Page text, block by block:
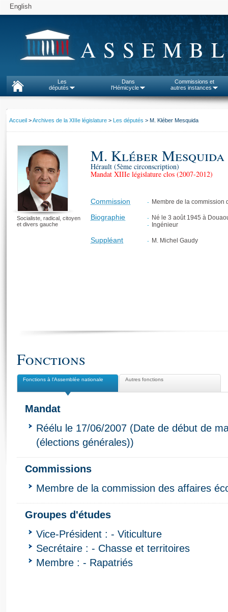
English
Les
députés
Dans
l'Hémicycle
Commissions et
autres instances
Accueil >Archives de la XIIIe législature > Les députés > M. Kléber Mesquida
M. Kléber Mesquida
Hérault (5ème circonscription)
Mandat XIIIe législature clos (2007-2012)
Commission Membre de la commission
Biographie
Né le 3 août 1945 à
Ingénieur
Suppléant M. Michel Gaudy
Socialiste, radical, citoyen
et divers gauche
Fonctions
Fonctions à l'Assemblée nationale Autres fonctions
Mandat
Réélu le 17/06/2007 (Date de début de
(élections générales))
Commissions
Membre de la commission des affaires
Groupes d'études
Vice-Président : - Viticulture
Secrétaire : - Chasse et territoires
Membre : - Rapatriés